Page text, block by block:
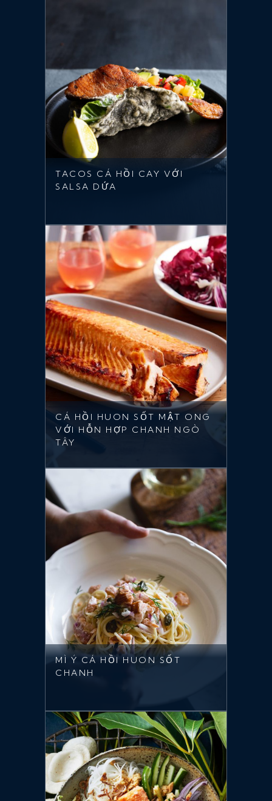
TACOS CÁ HỒI CAY VỚI
SALSA DỨA
CÁ HỒI HUON SỐT MẬT ONG
VỚI HỖN HỢP CHANH NGÒ
TÂY
MÌ Ý CÁ HỒI HUON SỐT
CHANH